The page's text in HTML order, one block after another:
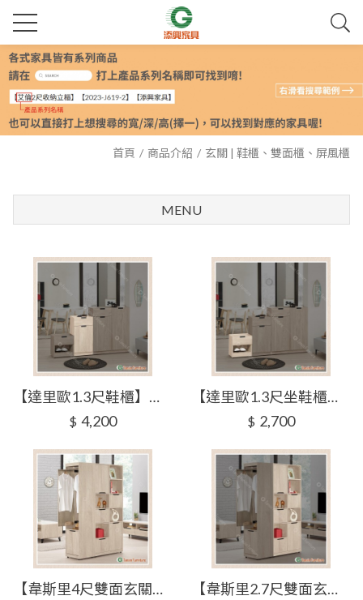
首頁 商品介紹 玄關 | 鞋櫃、雙面櫃、屏風櫃
MENU
【達里歐1.3尺鞋櫃】【2025-B1516-6】【添興家具】
$ 4,200
【達里歐1.3尺坐鞋櫃】【2025-B1516-7】【添興家具】
$ 2,700
【韋斯里4尺雙面玄關櫃】【2025-B1517-1】【添興家具】 【韋斯里2.7尺雙面玄關櫃】【2025-B1517-2】【添興家具】